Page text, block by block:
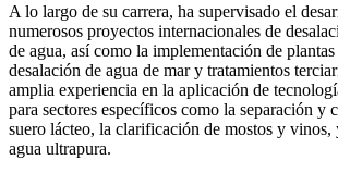
A lo largo de su carrera, ha supervisado el
numerosos proyectos internacionales de
de agua, así como la implementación de
desalación de agua de mar y tratamientos
amplia experiencia en la aplicación de
para sectores específicos como la separación y
suero lácteo, la clarificación de mostos y vinos,
agua ultrapura.